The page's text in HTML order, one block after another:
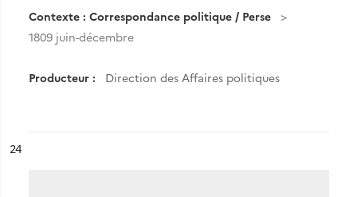
Contexte : Correspondance politique / Perse
1809 juin-décembre
Producteur : Direction des Affaires politiques
n°
24